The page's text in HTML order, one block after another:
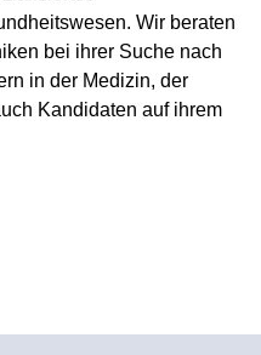
Wir beraten
bei ihrer Suche nach
in der Medizin, der
Kandidaten auf ihrem